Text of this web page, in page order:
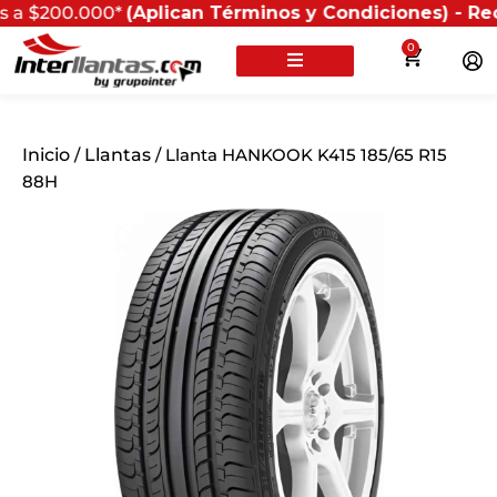
(Aplican Términos y Condiciones) -
0
Inicio / Llantas / Llanta HANKOOK K415 185/65 R15
88H